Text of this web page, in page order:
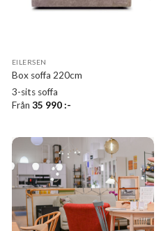
EILERSEN
Box soffa 220cm
3-sits soffa
Från 35 990:-